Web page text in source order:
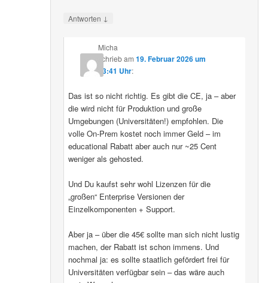
Antworten ↓
Micha
schriebam 19. Februar 2026 um
13:41 Uhr:
Das ist so nicht richtig. Es gibt die CE, ja – aber
die wird nicht für Produktion und große
Umgebungen (Universitäten!) empfohlen. Die
volle On-Prem kostet noch immer Geld – im
educational Rabatt aber auch nur ~25 Cent
weniger als gehosted.
Und Du kaufst sehr wohl Lizenzen für die
„großen“ Enterprise Versionen der
Einzelkomponenten + Support.
Aber ja – über die 45€ sollte man sich nicht lustig
machen, der Rabatt ist schon immens. Und
nochmal ja: es sollte staatlich gefördert frei für
Universitäten verfügbar sein – das wäre auch